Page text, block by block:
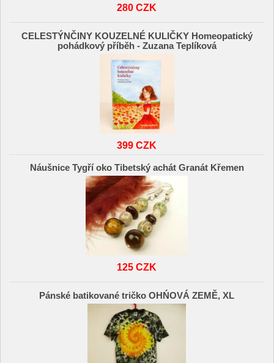
280 CZK
CELESTÝNČINY KOUZELNÉ KULIČKY Homeopatický
pohádkový příběh - Zuzana Teplíková
399 CZK
Náušnice Tygří oko Tibetský achát Granát Křemen
125 CZK
Pánské batikované tričko OHŃOVÁ ZEMĚ, XL